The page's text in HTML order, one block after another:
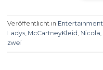
Veröffentlicht in Entertainment
Ladys McCartneyKleid Nicola
zwei